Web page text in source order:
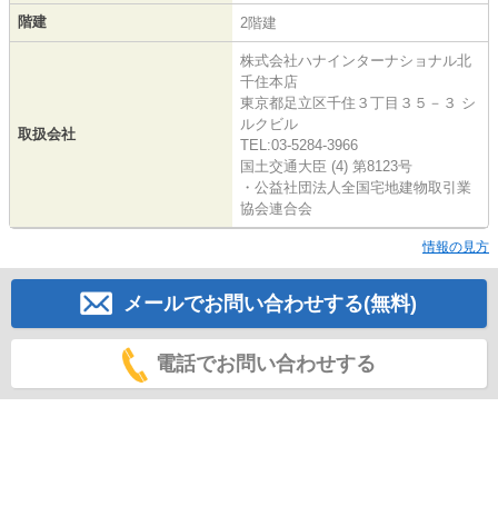
階建 2階建
取扱会社
株式会社ハナインターナショナル北
千住本店
東京都足立区千住３丁目３５－３ シ
ルクビル
TEL:03-5284-3966
国土交通大臣 (4) 第8123号
・公益社団法人全国宅地建物取引業
協会連合会
情報の見方
メールでお問い合わせする(無料)
電話でお問い合わせする